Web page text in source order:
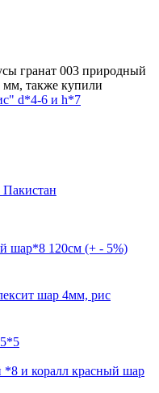
гранат 003 природный
мм, также купили
d*4-6 и h*7
шар*8 120см (+ - 5%)
шар 4мм, рис
и коралл красный шар